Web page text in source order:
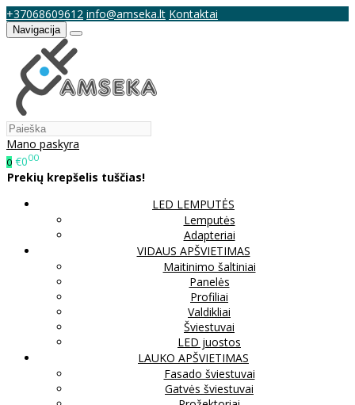
+37068609612 info@amseka.lt Kontaktai
Navigacija
Mano paskyra
0 €000
Prekių krepšelis tuščias!
LED LEMPUTĖS
Lemputės
Adapteriai
VIDAUS APŠVIETIMAS
Maitinimo šaltiniai
Panelės
Profiliai
Valdikliai
Šviestuvai
LED juostos
LAUKO APŠVIETIMAS
Fasado šviestuvai
Gatvės šviestuvai